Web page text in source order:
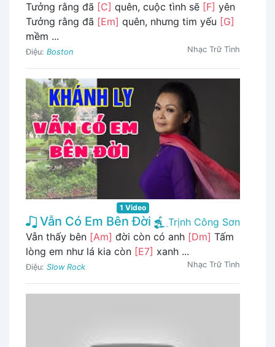
Tưởng rằng đã [C] quên, cuộc tình sẽ [F] yên
Tưởng rằng đã [Em] quên, nhưng tim yếu [G]
mềm ...
Điệu: Boston Nhạc Trữ Tình
1 Video
Vẫn Có Em Bên Đời
Trịnh Công Sơn
Vẫn thấy bên [Am] đời còn có anh [Dm] Tấm
lòng em như lá kia còn [E7] xanh ...
Điệu: Slow Rock Nhạc Trữ Tình